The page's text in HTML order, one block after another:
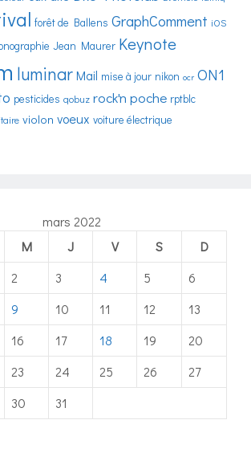
forêt de Ballens GraphComment iOS
Jean Maurer Keynote
luminar Mail mise à jour nikon ocr ON1
pesticides qobuz rock'n poche rptblc
violon voeux voiture électrique
mars 2022
M J V S
D
2 3 4 5
6
9 10 11 12
13
16 17 18 19
20
23 24 25 26
27
30 31